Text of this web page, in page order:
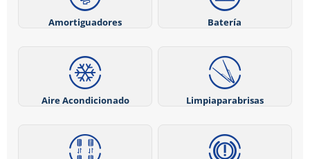
Amortiguadores Batería
Aire Acondicionado Limpiaparabrisas